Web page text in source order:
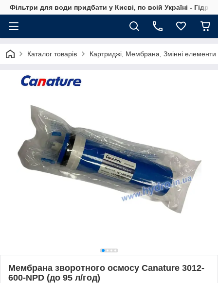
Фільтри для води придбати у Києві, по всій Україні - Гідро-
Каталог товарів Картриджі, Мембрана, Змінні елементи
Мембрана зворотного осмосу Canature 3012-
600-NPD (до 95 л/год)